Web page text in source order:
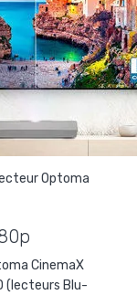
Optoma
CinemaX
(lecteurs Blu-